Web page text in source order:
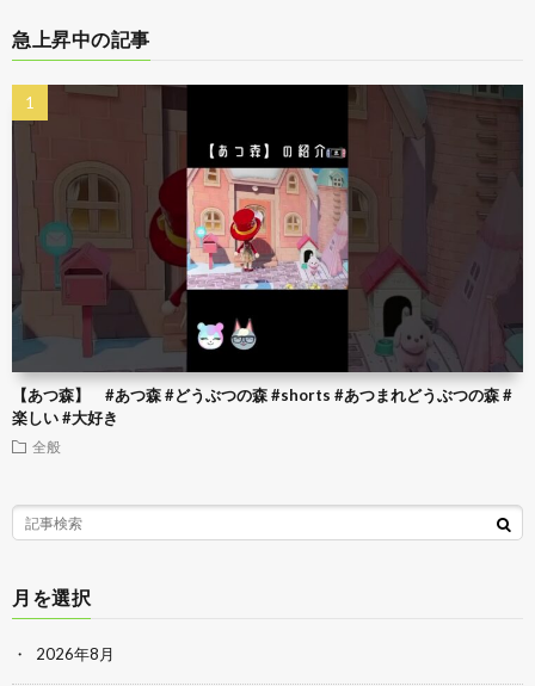
急上昇中の記事
【あつ森】 #あつ森 #どうぶつの森 #shorts #あつまれどうぶつの森 #
楽しい #大好き
全般
月を選択
2026年8月